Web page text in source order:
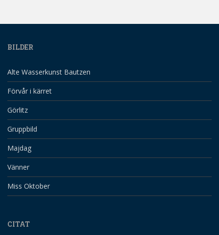
BILDER
Alte Wasserkunst Bautzen
Förvår i kärret
Görlitz
Gruppbild
Majdag
Vänner
Miss Oktober
CITAT